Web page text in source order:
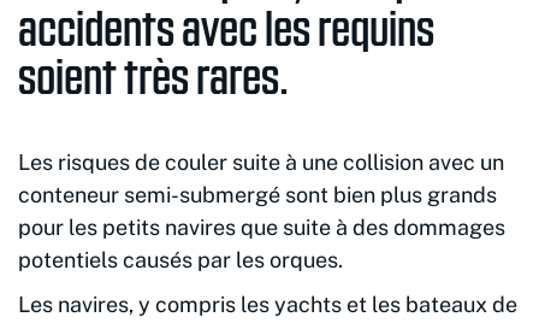
accidents avec les requins
soient très rares.
Les risques de couler suite à une collision avec un
conteneur semi-submergé sont bien plus grands
pour les petits navires que suite à des dommages
potentiels causés par les orques.
Les navires, y compris les yachts et les bateaux de